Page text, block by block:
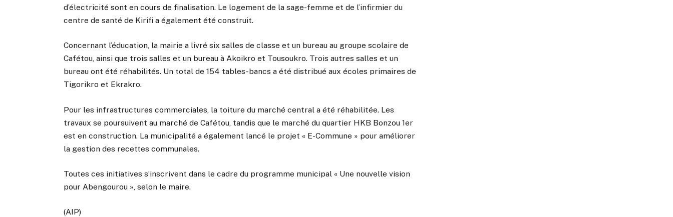
d’électricité sont en cours de finalisation. Le logement de la sage-femme et de l’infirmier du
centre de santé de Kirifi a également été construit.
Concernant l’éducation, la mairie a livré six salles de classe et un bureau au groupe scolaire de
Cafétou, ainsi que trois salles et un bureau à Akoikro et Tousoukro. Trois autres salles et un
bureau ont été réhabilités. Un total de 154 tables-bancs a été distribué aux écoles primaires de
Tigorikro et Ekrakro.
Pour les infrastructures commerciales, la toiture du marché central a été réhabilitée. Les
travaux se poursuivent au marché de Cafétou, tandis que le marché du quartier HKB Bonzou 1er
est en construction. La municipalité a également lancé le projet « E-Commune » pour améliorer
la gestion des recettes communales.
Toutes ces initiatives s’inscrivent dans le cadre du programme municipal « Une nouvelle vision
pour Abengourou », selon le maire.
(AIP)